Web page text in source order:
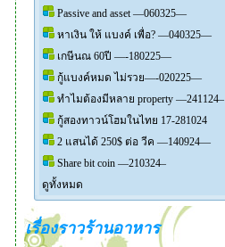
Passive and asset —060325—
หาเงิน ให้ แบงค์ เพื่อ? —040325—
เกษีนณ 60ปี —-180225—
กู้แบงค์หมด ไม่รวย—-020225—
ทำไมต้องมีหลาย property —241124–
กู้สองทาวน์โฮมในไทย 17-281024
2 แสนได้ 250$ ต่อ วีค —140924—
Share bit coin —210324–
ดูทั้งหมด
เรื่องราวร้านอาหาร